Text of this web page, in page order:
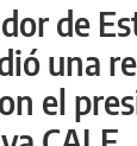
de
una
el